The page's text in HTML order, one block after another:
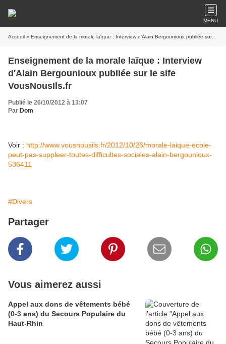
MENU
Accueil » Enseignement de la morale laïque : Interview d'Alain Bergounioux publiée sur le sife VousNousIls.fr
Enseignement de la morale laïque : Interview
d'Alain Bergounioux publiée sur le sife
VousNousIls.fr
Publié le 26/10/2012 à 13:07
Par Dom
Voir : http://www.vousnousils.fr/2012/10/26/morale-laique-ecole-
peut-pas-suppleer-toutes-difficultes-sociales-alain-bergounioux-
536411
#Divers
Partager
Vous aimerez aussi
Appel aux dons de vêtements bébé
(0-3 ans) du Secours Populaire du
Haut-Rhin